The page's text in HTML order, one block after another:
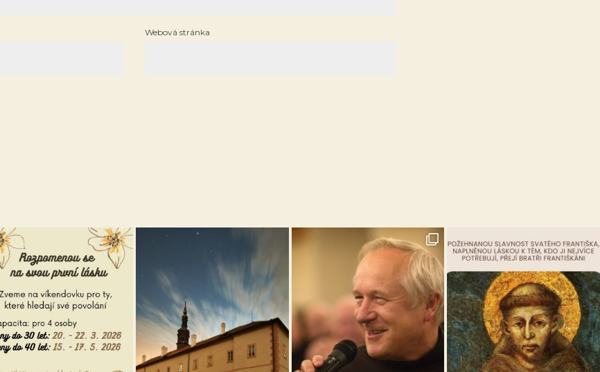
Webová stránka